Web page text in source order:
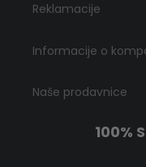
Reklamacije
Informacije o
Naše prodavnice
100%